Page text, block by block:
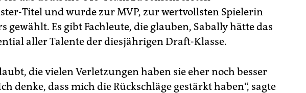
Titel und wurde zur MVP, zur wertvollsten Spielerin
gewählt. Es gibt Fachleute, die glauben, Sabally hätte das
aller Talente der diesjährigen Draft-Klasse.
die vielen Verletzungen haben sie eher noch besser
denke, dass mich die Rückschläge gestärkt haben“, sagte